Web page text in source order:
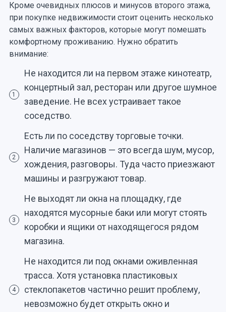
Кроме очевидных плюсов и минусов второго этажа,
при покупке недвижимости стоит оценить несколько
самых важных факторов, которые могут помешать
комфортному проживанию. Нужно обратить
внимание:
1
Не находится ли на первом этаже кинотеатр,
концертный зал, ресторан или другое шумное
заведение. Не всех устраивает такое
соседство.
2
Есть ли по соседству торговые точки.
Наличие магазинов — это всегда шум, мусор,
хождения, разговоры. Туда часто приезжают
машины и разгружают товар.
3
Не выходят ли окна на площадку, где
находятся мусорные баки или могут стоять
коробки и ящики от находящегося рядом
магазина.
4
Не находится ли под окнами оживленная
трасса. Хотя установка пластиковых
стеклопакетов частично решит проблему,
невозможно будет открыть окно и